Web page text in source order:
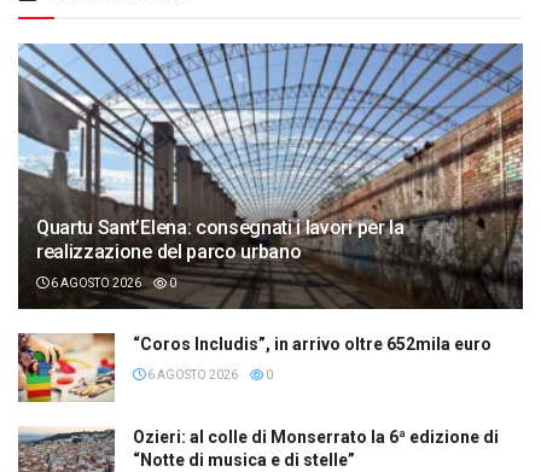
Quartu Sant’Elena: consegnati i lavori per la
realizzazione del parco urbano
6 AGOSTO 2026 0
“Coros Includis”, in arrivo oltre 652mila euro
6 AGOSTO 2026 0
Ozieri: al colle di Monserrato la 6ª edizione di
“Notte di musica e di stelle”